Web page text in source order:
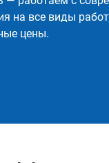
на все виды
цены.